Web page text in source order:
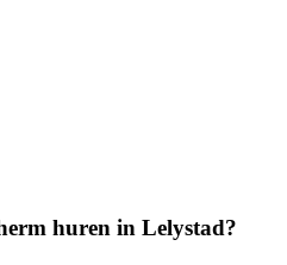
huren in Lelystad?